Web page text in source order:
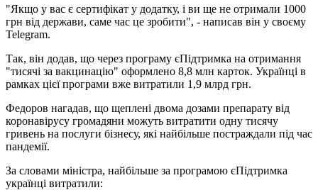
"Якщо у вас є сертифікат у додатку, і ви ще не отримали 1000
грн від держави, саме час це зробити", - написав він у своєму
Telegram.
Так, він додав, що через програму єПідтримка на отримання
"тисячі за вакцинацію" оформлено 8,8 млн карток. Українці в
рамках цієї програми вже витратили 1,9 млрд грн.
Федоров нагадав, що щеплені двома дозами препарату від
коронавірусу громадяни можуть витратити одну тисячу
гривень на послуги бізнесу, які найбільше постраждали під час
пандемії.
За словами міністра, найбільше за програмою єПідтримка
українці витратили: